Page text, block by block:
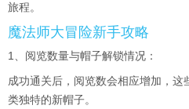
旅程。
魔法师大冒险新手攻略
1、阅览数量与帽子解锁情况：
成功通关后，阅览数会相应增加，
类独特的新帽子。